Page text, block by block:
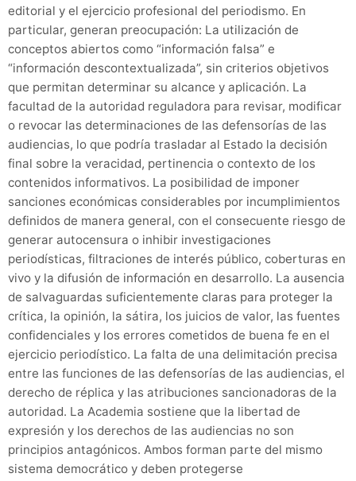
editorial y el ejercicio profesional del periodismo. En
particular, generan preocupación: La utilización de
conceptos abiertos como “información falsa” e
“información descontextualizada”, sin criterios objetivos
que permitan determinar su alcance y aplicación. La
facultad de la autoridad reguladora para revisar, modificar
o revocar las determinaciones de las defensorías de las
audiencias, lo que podría trasladar al Estado la decisión
final sobre la veracidad, pertinencia o contexto de los
contenidos informativos. La posibilidad de imponer
sanciones económicas considerables por incumplimientos
definidos de manera general, con el consecuente riesgo de
generar autocensura o inhibir investigaciones
periodísticas, filtraciones de interés público, coberturas en
vivo y la difusión de información en desarrollo. La ausencia
de salvaguardas suficientemente claras para proteger la
crítica, la opinión, la sátira, los juicios de valor, las fuentes
confidenciales y los errores cometidos de buena fe en el
ejercicio periodístico. La falta de una delimitación precisa
entre las funciones de las defensorías de las audiencias, el
derecho de réplica y las atribuciones sancionadoras de la
autoridad. La Academia sostiene que la libertad de
expresión y los derechos de las audiencias no son
principios antagónicos. Ambos forman parte del mismo
sistema democrático y deben protegerse